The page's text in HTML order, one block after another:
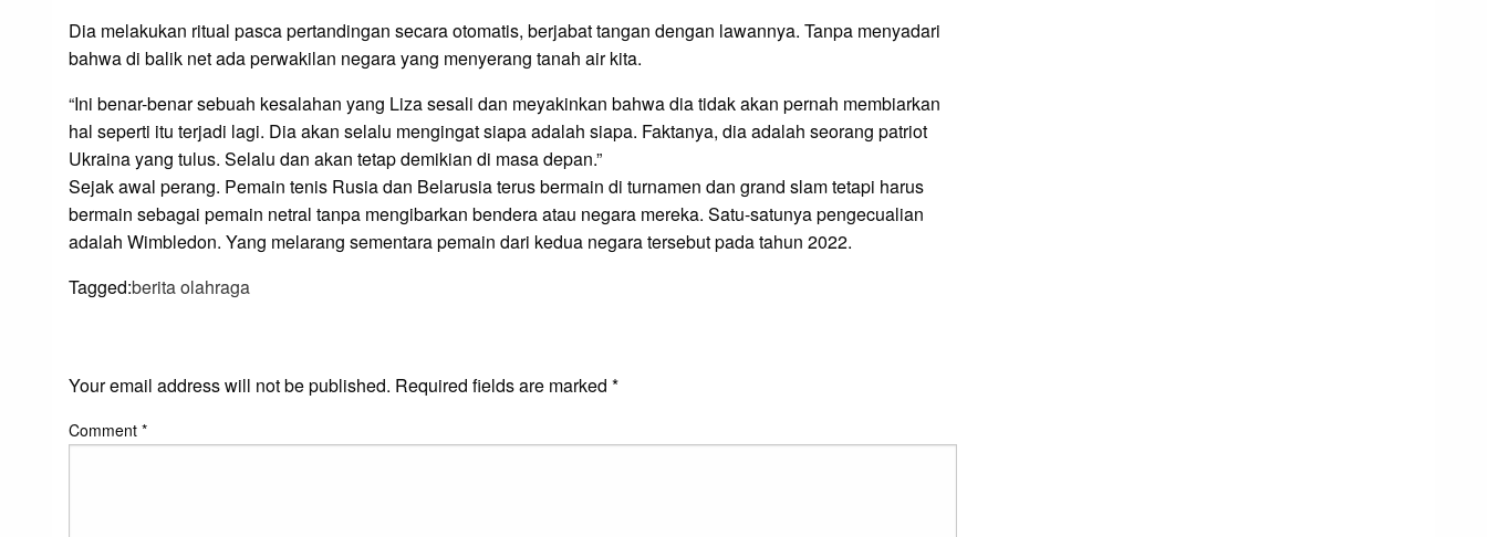
Dia melakukan ritual pasca pertandingan secara otomatis, berjabat tangan dengan lawannya. Tanpa menyadari
bahwa di balik net ada perwakilan negara yang menyerang tanah air kita.
“Ini benar-benar sebuah kesalahan yang Liza sesali dan meyakinkan bahwa dia tidak akan pernah membiarkan
hal seperti itu terjadi lagi. Dia akan selalu mengingat siapa adalah siapa. Faktanya, dia adalah seorang patriot
Ukraina yang tulus. Selalu dan akan tetap demikian di masa depan.”
Sejak awal perang. Pemain tenis Rusia dan Belarusia terus bermain di turnamen dan grand slam tetapi harus
bermain sebagai pemain netral tanpa mengibarkan bendera atau negara mereka. Satu-satunya pengecualian
adalah Wimbledon. Yang melarang sementara pemain dari kedua negara tersebut pada tahun 2022.
Tagged:berita olahraga
Your email address will not be published. Required fields are marked *
Comment *